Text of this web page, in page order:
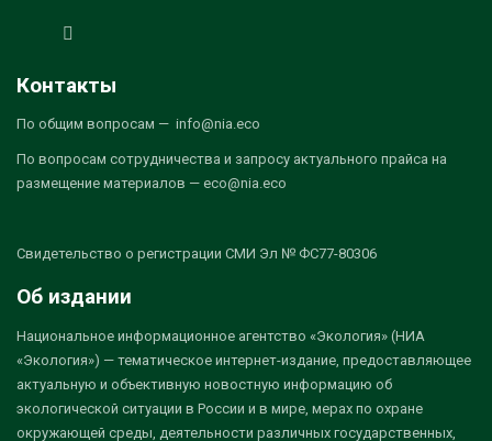
Контакты
По общим вопросам — info@nia.eco
По вопросам сотрудничества и запросу актуального прайса на
размещение материалов — eco@nia.eco
Свидетельство о регистрации СМИ Эл № ФС77-80306
Об издании
Национальное информационное агентство «Экология» (НИА
«Экология») — тематическое интернет-издание, предоставляющее
актуальную и объективную новостную информацию об
экологической ситуации в России и в мире, мерах по охране
окружающей среды, деятельности различных государственных,